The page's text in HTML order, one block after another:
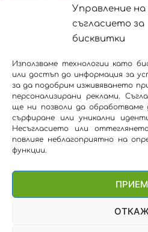
Управление на
съгласието за
бисквитки
Използваме технологии като
или достъп до информация за
за да подобрим изживяването
персонализирани реклами.
ще ни позволи да обработваме
сърфиране или уникални
Несъгласието или
повлияе неблагоприятно на
функции.
hello@yumyumbamboo.com
+359 878 190079
Общи условия
Политиката за
Политика за
© 2026 Yum Yum Bamboo